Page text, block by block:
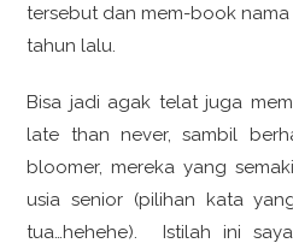
tersebut dan mem-book nama
tahun lalu.
Bisa jadi agak telat juga
late than never, sambil
bloomer, mereka yang
usia senior (pilihan kata
tua…hehehe). Istilah ini